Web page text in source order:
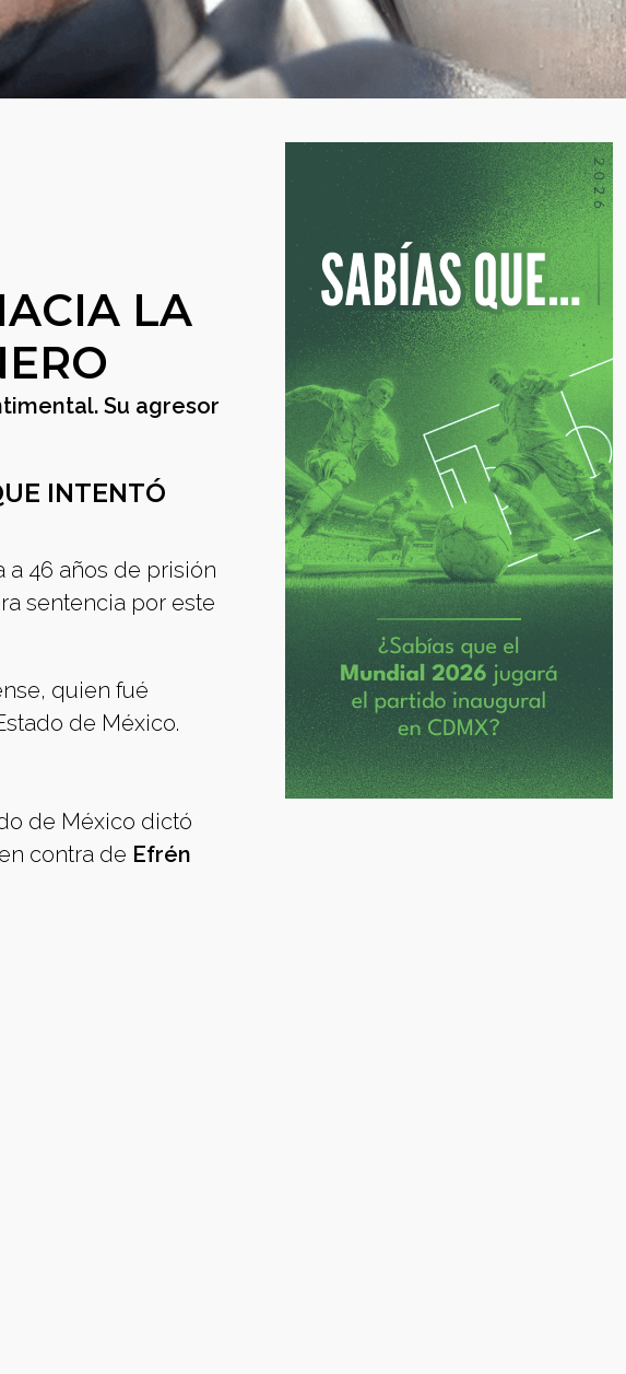
LA
Su agresor
INTENTÓ
46 años de prisión
sentencia por este
quien fué
de México.
de México dictó
en contra de Efrén